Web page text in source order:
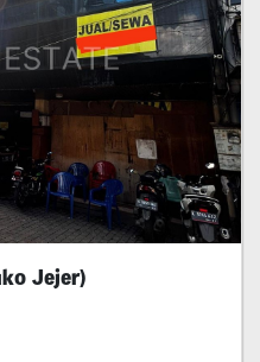
Jejer)